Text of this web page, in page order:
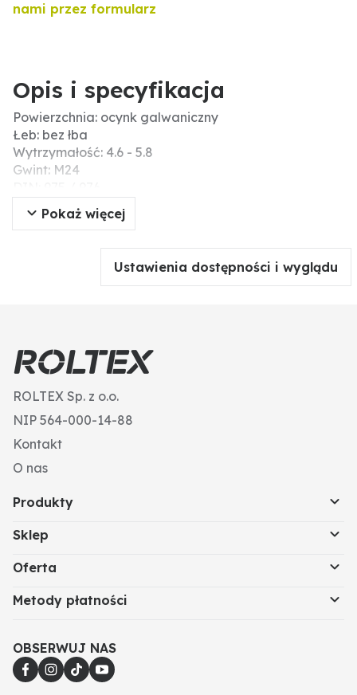
nami przez formularz
Opis i specyfikacja
Powierzchnia: ocynk galwaniczny
Łeb: bez łba
Wytrzymałość: 4.6 - 5.8
Gwint: M24
Typ gwintu: gwint standardowy
Kierunek gwintu: prawy
Pokaż więcej
Ustawienia dostępności i wyglądu
ROLTEX Sp. z o.o.
NIP 564-000-14-88
Kontakt
O nas
Produkty
Sklep
Oferta
Metody płatności
OBSERWUJ NAS